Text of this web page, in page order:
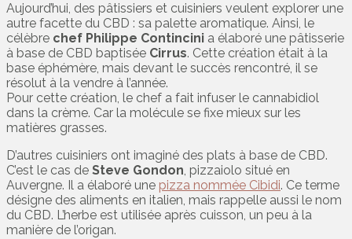
Aujourd’hui, des pâtissiers et cuisiniers veulent explorer une
autre facette du CBD : sa palette aromatique. Ainsi, le
célèbre chef Philippe Contincini a élaboré une pâtisserie
à base de CBD baptisée Cirrus. Cette création était à la
base éphémère, mais devant le succès rencontré, il se
résolut à la vendre à l’année.
Pour cette création, le chef a fait infuser le cannabidiol
dans la crème. Car la molécule se fixe mieux sur les
matières grasses.
D’autres cuisiniers ont imaginé des plats à base de CBD.
C’est le cas de Steve Gondon, pizzaiolo situé en
Auvergne. Il a élaboré une pizza nommée Cibidi. Ce terme
désigne des aliments en italien, mais rappelle aussi le nom
du CBD. L’herbe est utilisée après cuisson, un peu à la
manière de l’origan.